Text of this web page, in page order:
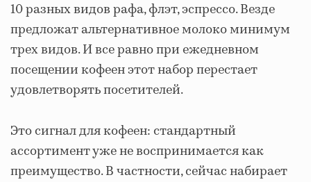
10 разных видов рафа, флэт, эспрессо. Везде
предложат альтернативное молоко минимум
трех видов. И все равно при ежедневном
посещении кофеен этот набор перестает
удовлетворять посетителей.
Это сигнал для кофеен: стандартный
ассортимент уже не воспринимается как
преимущество. В частности, сейчас набирает